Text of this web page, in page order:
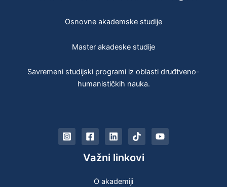
Osnovne akademske studije
Master akadeske studije
Savremeni studijski programi iz oblasti druđtveno-
humanističkih nauka.
Važni linkovi
O akademiji